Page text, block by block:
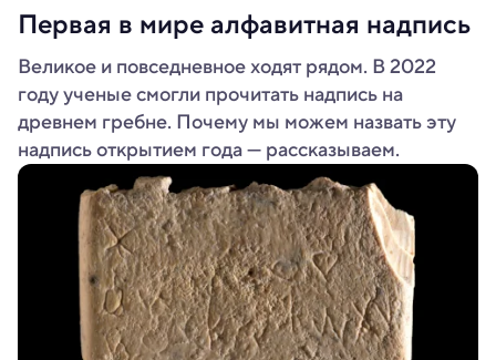
Первая в мире алфавитная надпись
Великое и повседневное ходят рядом. В 2022
году ученые смогли прочитать надпись на
древнем гребне. Почему мы можем назвать эту
надпись открытием года — рассказываем.